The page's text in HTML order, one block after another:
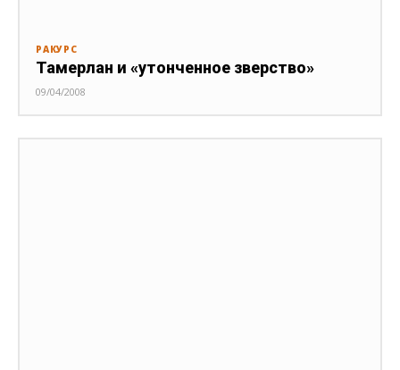
РАКУРС
Тамерлан и «утонченное зверство»
09/04/2008